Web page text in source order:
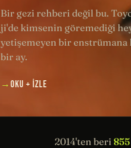
Bir gezi rehberi değil bu.
ji'de kimsenin göremediği
yetişemeyen bir enstrümana
bir ay.
→ OKU + İZLE
2014'ten beri 855